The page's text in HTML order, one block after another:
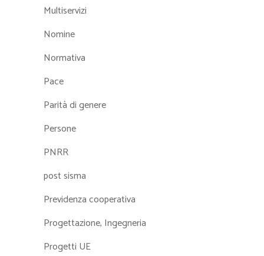
Multiservizi
Nomine
Normativa
Pace
Parità di genere
Persone
PNRR
post sisma
Previdenza cooperativa
Progettazione, Ingegneria
Progetti UE